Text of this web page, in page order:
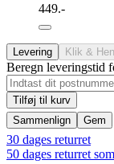
449.-
Levering Klik &
Beregn leveringstid
Tilføj til kurv
Sammenlign
Gem
30 dages returret
50 dages returret